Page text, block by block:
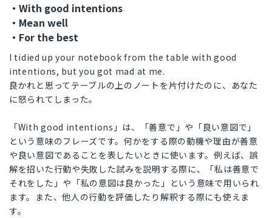
・With good intentions
・Mean well
・For the best
I tidied up your notebook from the table with good
intentions, but you got mad at me.
良かれと思ってテーブルの上のノートを片付けたのに、あなた
に怒られてしまった。
「With good intentions」は、「善意で」や「良い意図で」
という意味のフレーズです。何かをする際の動機や理由が善意
や良い意図であることを表したいときに使います。例えば、誤
解を招いた行動や失敗した試みを説明する際に、「私は善意で
それをした」や「私の意図は良かった」という意味で用いられ
ます。また、他人の行動を評価したり解釈する際にも使えま
す。